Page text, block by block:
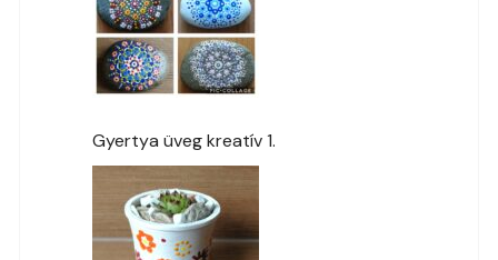
Gyertya üveg kreatív 1.